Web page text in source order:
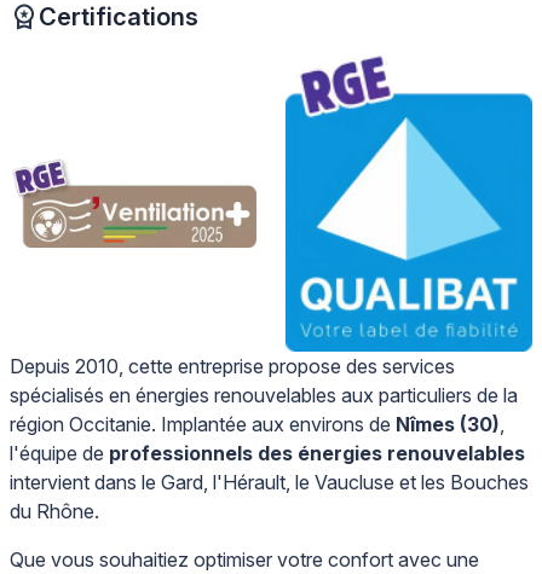
Certifications
Depuis 2010, cette entreprise propose des services
spécialisés en énergies renouvelables aux particuliers de la
région Occitanie. Implantée aux environs de Nîmes (30)
l'équipe de professionnels des énergies renouvelables
intervient dans le Gard, l'Hérault, le Vaucluse et les Bouches
du Rhône.
Que vous souhaitiez optimiser votre confort avec une